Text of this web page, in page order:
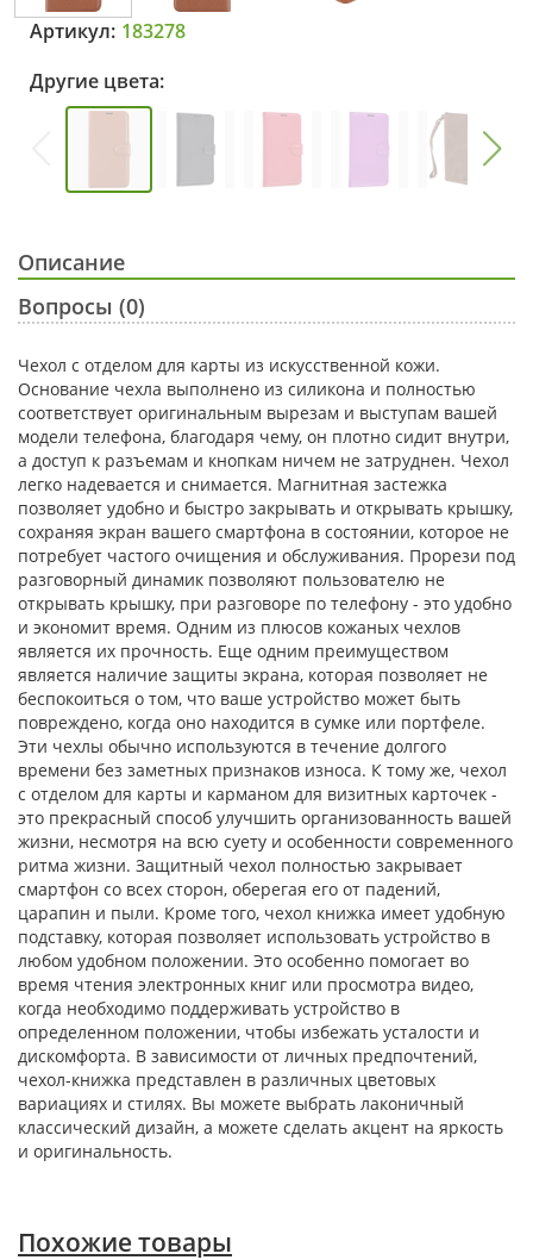
Артикул: 183278
Другие цвета:
Описание
Вопросы (0)
Чехол с отделом для карты из искусственной кожи.
Основание чехла выполнено из силикона и полностью
соответствует оригинальным вырезам и выступам вашей
модели телефона, благодаря чему, он плотно сидит внутри,
а доступ к разъемам и кнопкам ничем не затруднен. Чехол
легко надевается и снимается. Магнитная застежка
позволяет удобно и быстро закрывать и открывать крышку,
сохраняя экран вашего смартфона в состоянии, которое не
потребует частого очищения и обслуживания. Прорези под
разговорный динамик позволяют пользователю не
открывать крышку, при разговоре по телефону - это удобно
и экономит время. Одним из плюсов кожаных чехлов
является их прочность. Еще одним преимуществом
является наличие защиты экрана, которая позволяет не
беспокоиться о том, что ваше устройство может быть
повреждено, когда оно находится в сумке или портфеле.
Эти чехлы обычно используются в течение долгого
времени без заметных признаков износа. К тому же, чехол
с отделом для карты и карманом для визитных карточек -
это прекрасный способ улучшить организованность вашей
жизни, несмотря на всю суету и особенности современного
ритма жизни. Защитный чехол полностью закрывает
смартфон со всех сторон, оберегая его от падений,
царапин и пыли. Кроме того, чехол книжка имеет удобную
подставку, которая позволяет использовать устройство в
любом удобном положении. Это особенно помогает во
время чтения электронных книг или просмотра видео,
когда необходимо поддерживать устройство в
определенном положении, чтобы избежать усталости и
дискомфорта. В зависимости от личных предпочтений,
чехол-книжка представлен в различных цветовых
вариациях и стилях. Вы можете выбрать лаконичный
классический дизайн, а можете сделать акцент на яркость
и оригинальность.
Похожие товары